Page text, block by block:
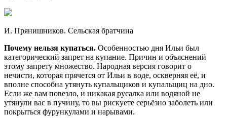
И. Прянишников. Сельская братчина
Почему нельзя купаться. Особенностью дня Ильи был
категорический запрет на купание. Причин и объяснений
этому запрету множество. Народная версия говорит о
нечисти, которая прячется от Ильи в воде, оскверняя её, и
вполне способна утянуть купальщиков и купальщиц на дно.
Если же вам повезло, и никакая русалка или водяной не
утянули вас в пучину, то вы рискуете серьёзно заболеть или
покрыться фурункулами и нарывами.